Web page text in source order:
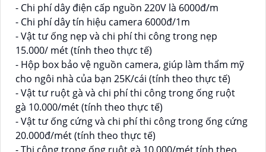
- Chi phí dây điện cấp nguồn 220V là 6000đ/m
- Chi phí dây tín hiệu camera 6000đ/1m
- Vật tư ống nẹp và chi phí thi công trong nẹp
15.000/ mét (tính theo thực tế)
- Hộp box bảo vệ nguồn camera, giúp làm thẩm mỹ
cho ngôi nhà của bạn 25K/cái (tính theo thực tế)
- Vật tư ruột gà và chi phí thi công trong ống ruột
gà 10.000/mét (tính theo thực tế)
- Vật tư ống cứng và chi phí thi công trong ống cứng
20.000đ/mét (tính theo thực tế)